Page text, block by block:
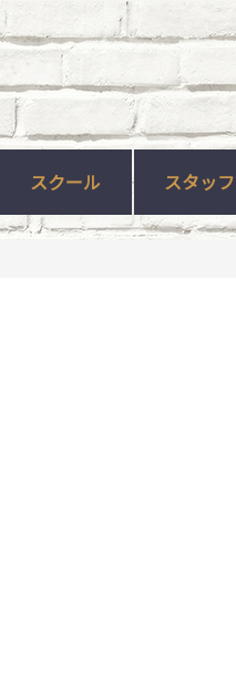
スクール スタッフ